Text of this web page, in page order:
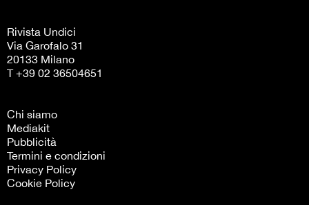
Rivista Undici
Via Garofalo 31
20133 Milano
T +39 02 36504651
Chi siamo
Mediakit
Pubblicità
Termini e condizioni
Privacy Policy
Cookie Policy